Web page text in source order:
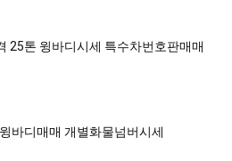
25톤 윙바디시세 특수차번호판매매
바디매매 개별화물넘버시세